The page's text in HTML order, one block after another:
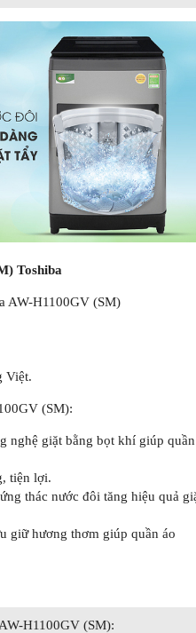
Toshiba
AW-H1100GV (SM)
Việt.
(SM):
nghệ giặt bằng bọt khí giúp quần
tiện lợi.
thác nước đôi tăng hiệu quả
giữ hương thơm giúp quần áo
H1100GV (SM):